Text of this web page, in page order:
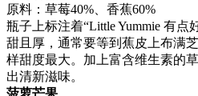
原料：草莓40%、香蕉60%
瓶子上标注着“Little Yummie 有点
甜且厚，通常要等到蕉皮上布满
样甜度最大。加上富含维生素的
出清新滋味。
菠萝芒果